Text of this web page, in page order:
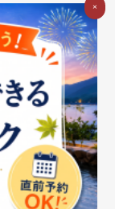
ティの取り組み
Cookieポリシー
本方針
×